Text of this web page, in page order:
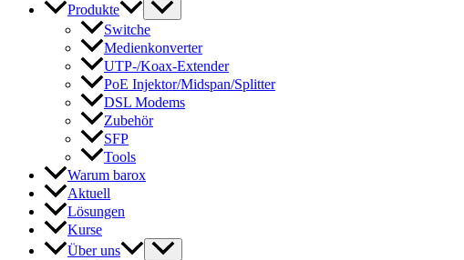
Produkte
Switche
Medienkonverter
UTP-/Koax-Extender
PoE Injektor/Midspan/Splitter
DSL Modems
Zubehör
SFP
Tools
Warum barox
Aktuell
Lösungen
Kurse
Über uns